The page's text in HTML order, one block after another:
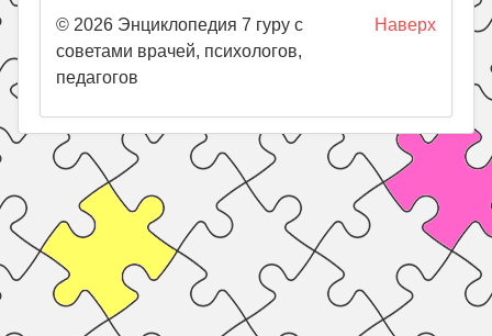
Наверх
© 2026 Энциклопедия 7 гуру с
советами врачей, психологов,
педагогов